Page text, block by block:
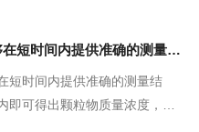
结成露水或霜，使照射在镜面
射。一个由发光二极管和高增
过检测这些离子的流动来测量
转化：通过燃烧样品，将样品
二氧化碳和水。这是基于样品
粉尘检测仪能够在短时间内提供准确的测量结果
短时间内提供准确的测量结
即可得出颗粒物质量浓度，也